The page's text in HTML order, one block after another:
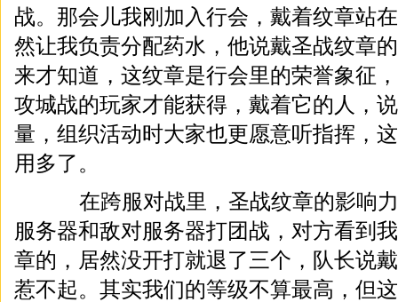
战。那会儿我刚加入行会，戴着纹章站
然让我负责分配药水，他说戴圣战纹章
来才知道，这纹章是行会里的荣誉象征
攻城战的玩家才能获得，戴着它的人，
量，组织活动时大家也更愿意听指挥，
用多了。
在跨服对战里，圣战纹章的影响力
服务器和敌对服务器打团战，对方看到
章的，居然没开打就退了三个，队长说
惹不起。其实我们的等级不算最高，但